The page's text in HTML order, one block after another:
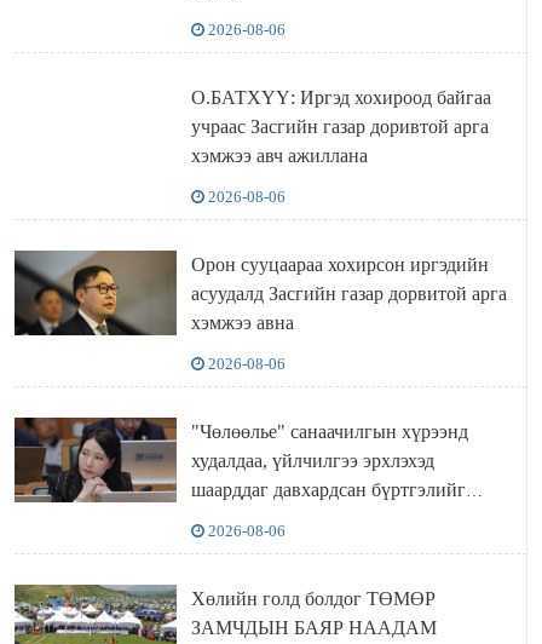
2026-08-06
О.БАТХҮҮ: Иргэд хохироод байгаа
учраас Засгийн газар доривтой арга
хэмжээ авч ажиллана
2026-08-06
Орон сууцаараа хохирсон иргэдийн
асуудалд Засгийн газар дорвитой арга
хэмжээ авна
2026-08-06
"Чөлөөлье" санаачилгын хүрээнд
худалдаа, үйлчилгээ эрхлэхэд
шаарддаг давхардсан бүртгэлийг
2026-08-06
Хөлийн голд болдог ТӨМӨР
ЗАМЧДЫН БАЯР НААДАМ